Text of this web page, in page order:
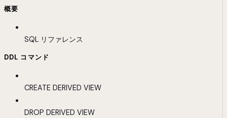
概要
SQL リファレンス
DDL コマンド
CREATE DERIVED VIEW
DROP DERIVED VIEW